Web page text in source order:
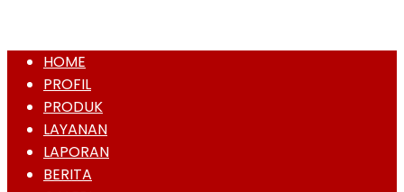
HOME
PROFIL
PRODUK
LAYANAN
LAPORAN
BERITA